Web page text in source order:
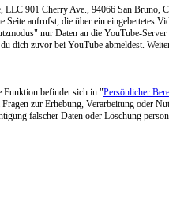
LLC 901 Cherry Ave., 94066 San
aufrufst, die über ein
nur Daten an die YouTube-
dich zuvor bei YouTube abmeldest.
Funktion befindet sich in "Persönlicher
zur Erhebung, Verarbeitung
falscher Daten oder Löschung